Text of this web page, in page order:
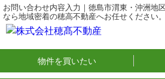
お問い合わせ内容入力｜徳島市渭東・沖洲地
なら地域密着の穂高不動産へお任せください。
物件を買いたい